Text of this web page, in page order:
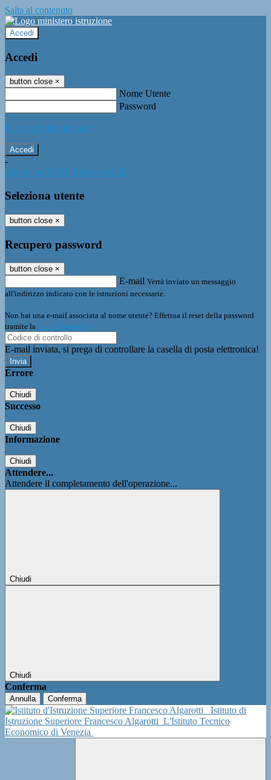
Salta al contenuto
Accedi
Accedi
button close ×
Nome Utente
Password
Password dimenticata?
-
Entra con SPID Entra con CIE
Seleziona utente
button close ×
Recupero password
button close ×
E-mail Verrà inviato un messaggio
all'indirizzo indicato con le istruzioni necessarie.
Non hai una e-mail associata al nome utente? Effettua il reset della password
tramite la Login Spaggiari
E-mail inviata, si prega di controllare la casella di posta elettronica!
Errore
Chiudi
Successo
Chiudi
Informazione
Chiudi
Attendere...
Attendere il completamento dell'operazione...
Chiudi
Chiudi
Conferma
Annulla Conferma
Istituto di
Istruzione Superiore Francesco Algarotti L'Istituto Tecnico
Economico di Venezia